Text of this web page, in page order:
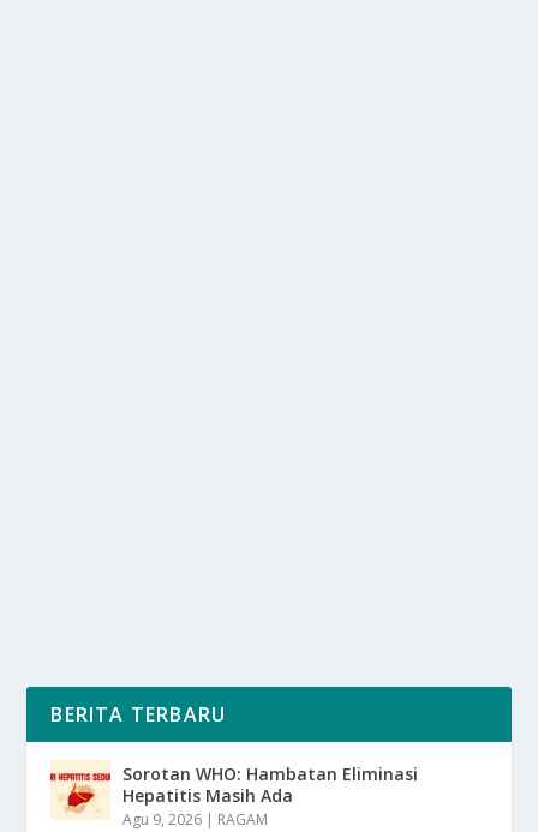
BERITA TERBARU
Sorotan WHO: Hambatan Eliminasi
Hepatitis Masih Ada
Agu 9, 2026 | RAGAM